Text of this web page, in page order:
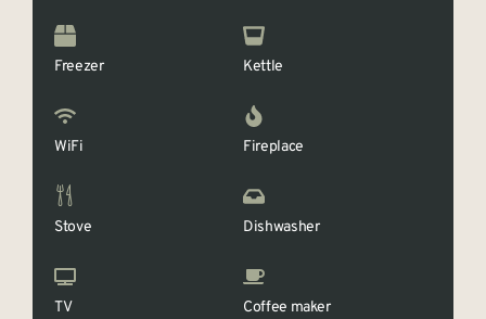
Freezer Kettle
WiFi Fireplace
Stove Dishwasher
TV Coffee maker